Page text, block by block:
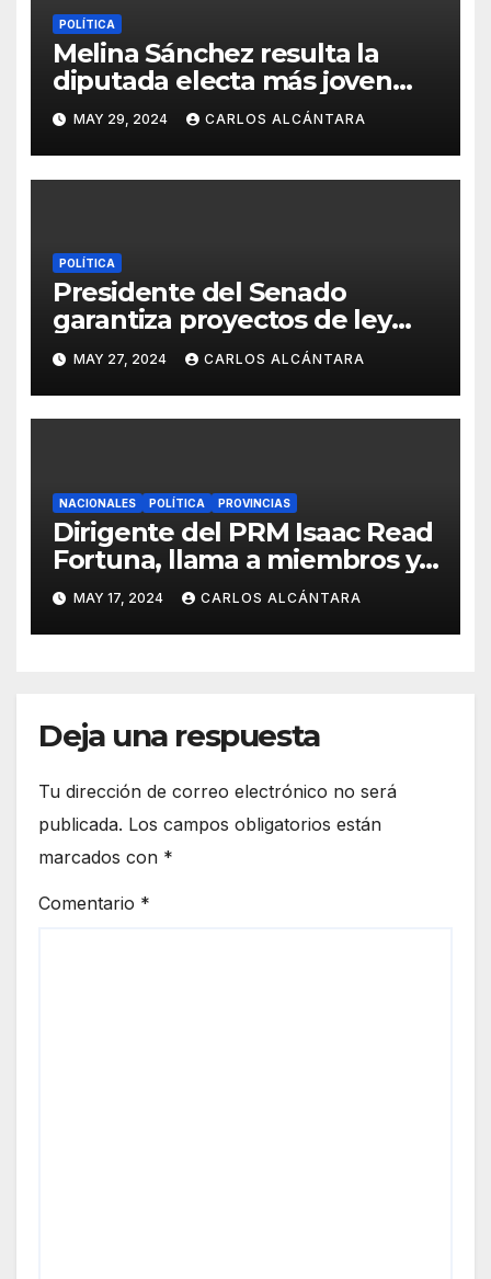
POLÍTICA
Melina Sánchez resulta la
diputada electa más joven
del Distrito Nacional y
empatada como la más joven
del país
MAY 29, 2024 CARLOS ALCÁNTARA
POLÍTICA
Presidente del Senado
garantiza proyectos de ley
serán consensuados con los
partidos
MAY 27, 2024 CARLOS ALCÁNTARA
NACIONALES POLÍTICA PROVINCIAS
Dirigente del PRM Isaac Read
Fortuna, llama a miembros y
simpatizantes a votar
masivamente en las
elecciones este domingo 19
MAY 17, 2024 CARLOS ALCÁNTARA
Deja una respuesta
Tu dirección de correo electrónico no será
publicada. Los campos obligatorios están
marcados con *
Comentario *